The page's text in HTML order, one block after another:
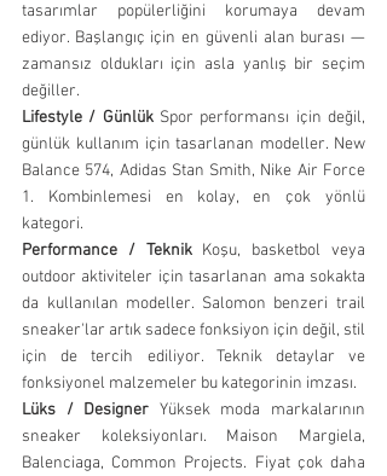
tasarımlar popülerliğini korumaya devam
ediyor. Başlangıç için en güvenli alan burası —
zamansız oldukları için asla yanlış bir seçim
değiller.
Lifestyle / Günlük Spor performansı için değil,
günlük kullanım için tasarlanan modeller. New
Balance 574, Adidas Stan Smith, Nike Air Force
1. Kombinlemesi en kolay, en çok yönlü
kategori.
Performance / Teknik Koşu, basketbol veya
outdoor aktiviteler için tasarlanan ama sokakta
da kullanılan modeller. Salomon benzeri trail
sneaker'lar artık sadece fonksiyon için değil, stil
için de tercih ediliyor. Teknik detaylar ve
fonksiyonel malzemeler bu kategorinin imzası.
Lüks / Designer Yüksek moda markalarının
sneaker koleksiyonları. Maison Margiela,
Balenciaga, Common Projects. Fiyat çok daha